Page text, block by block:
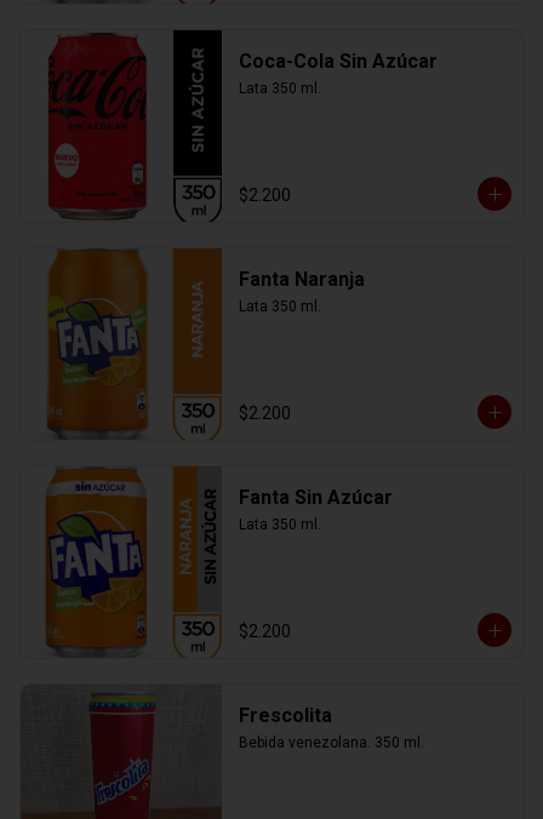
Coca-Cola Sin Azúcar
Lata 350 ml.
$2.200
Fanta Naranja
Lata 350 ml.
$2.200
Fanta Sin Azúcar
Lata 350 ml.
$2.200
Frescolita
Bebida venezolana. 350 ml.